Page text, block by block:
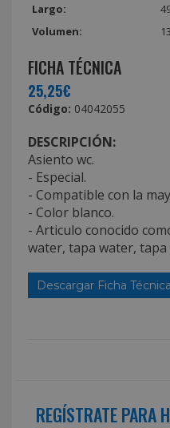
Largo:
Volumen:
FICHA TÉCNICA
25,25€
Código: 04042055
DESCRIPCIÓN:
Asiento wc.
- Especial.
- Compatible con la
- Color blanco.
- Articulo conocido
water, tapa water, tapa
Descargar Ficha Técnica
REGÍSTRATE PARA